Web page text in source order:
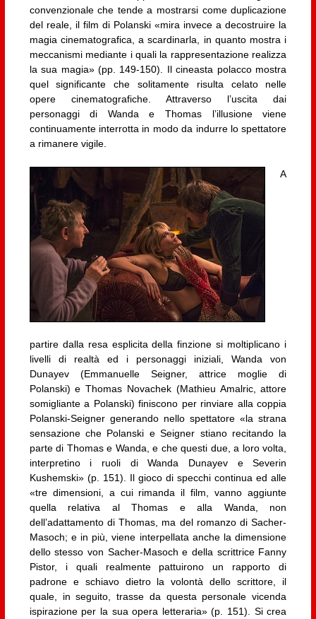
convenzionale che tende a mostrarsi come duplicazione
del reale, il film di Polanski «mira invece a decostruire la
magia cinematografica, a scardinarla, in quanto mostra i
meccanismi mediante i quali la rappresentazione realizza
la sua magia» (pp. 149-150). Il cineasta polacco mostra
quel significante che solitamente risulta celato nelle
opere cinematografiche. Attraverso l’uscita dai
personaggi di Wanda e Thomas l’illusione viene
continuamente interrotta in modo da indurre lo spettatore
a rimanere vigile.
A
partire dalla resa esplicita della finzione si moltiplicano i
livelli di realtà ed i personaggi iniziali, Wanda von
Dunayev (Emmanuelle Seigner, attrice moglie di
Polanski) e Thomas Novachek (Mathieu Amalric, attore
somigliante a Polanski) finiscono per rinviare alla coppia
Polanski-Seigner generando nello spettatore «la strana
sensazione che Polanski e Seigner stiano recitando la
parte di Thomas e Wanda, e che questi due, a loro volta,
interpretino i ruoli di Wanda Dunayev e Severin
Kushemski» (p. 151). Il gioco di specchi continua ed alle
«tre dimensioni, a cui rimanda il film, vanno aggiunte
quella relativa al Thomas e alla Wanda, non
dell’adattamento di Thomas, ma del romanzo di Sacher-
Masoch; e in più, viene interpellata anche la dimensione
dello stesso von Sacher-Masoch e della scrittrice Fanny
Pistor, i quali realmente pattuirono un rapporto di
padrone e schiavo dietro la volontà dello scrittore, il
quale, in seguito, trasse da questa personale vicenda
ispirazione per la sua opera letteraria» (p. 151). Si crea